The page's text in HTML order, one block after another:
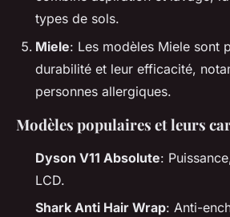
types de sols.
Miele: Les modèles Miele sont
durabilité et leur efficacité,
personnes allergiques.
Modèles populaires et leurs
Dyson V11 Absolute:
LCD.
Shark Anti Hair Wrap: Anti-